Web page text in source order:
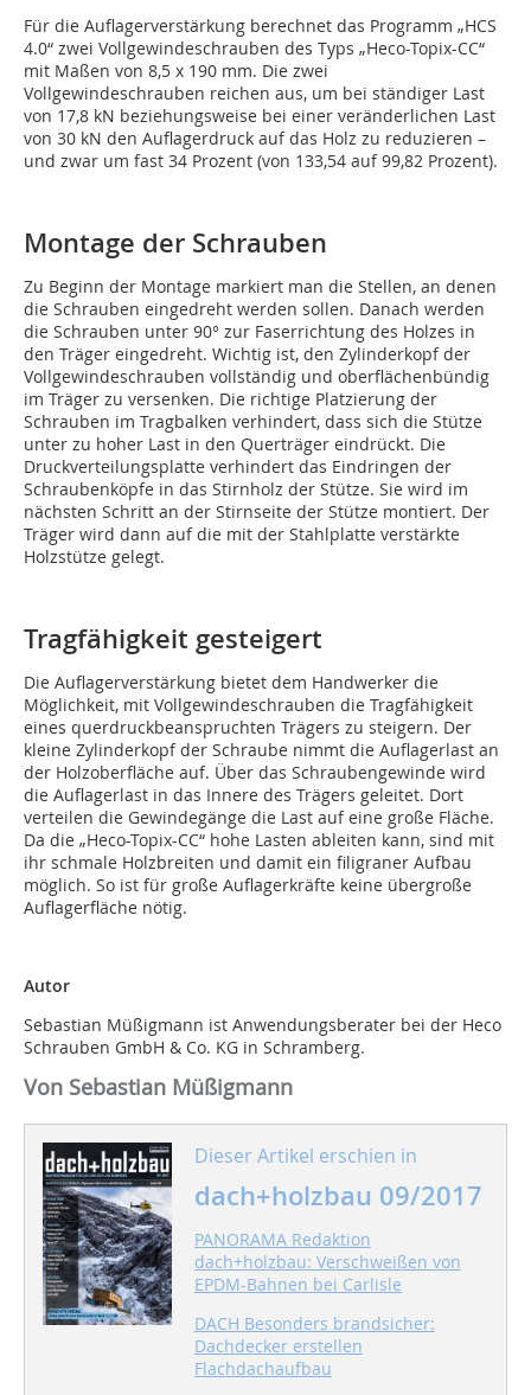
Für die Auflagerverstärkung berechnet das Programm „HCS
4.0“ zwei Vollgewindeschrauben des Typs „Heco-Topix-CC“
mit Maßen von 8,5 x 190 mm. Die zwei
Vollgewindeschrauben reichen aus, um bei ständiger Last
von 17,8 kN beziehungsweise bei einer veränderlichen Last
von 30 kN den Auflagerdruck auf das Holz zu reduzieren –
und zwar um fast 34 Prozent (von 133,54 auf 99,82 Prozent).
Montage der Schrauben
Zu Beginn der Montage markiert man die Stellen, an denen
die Schrauben eingedreht werden sollen. Danach werden
die Schrauben unter 90° zur Faserrichtung des Holzes in
den Träger eingedreht. Wichtig ist, den Zylinderkopf der
Vollgewindeschrauben vollständig und oberflächenbündig
im Träger zu versenken. Die richtige Platzierung der
Schrauben im Tragbalken verhindert, dass sich die Stütze
unter zu hoher Last in den Querträger eindrückt. Die
Druckverteilungsplatte verhindert das Eindringen der
Schraubenköpfe in das Stirnholz der Stütze. Sie wird im
nächsten Schritt an der Stirnseite der Stütze montiert. Der
Träger wird dann auf die mit der Stahlplatte verstärkte
Holzstütze gelegt.
Tragfähigkeit gesteigert
Die Auflagerverstärkung bietet dem Handwerker die
Möglichkeit, mit Vollgewindeschrauben die Tragfähigkeit
eines querdruckbeanspruchten Trägers zu steigern. Der
kleine Zylinderkopf der Schraube nimmt die Auflagerlast an
der Holzoberfläche auf. Über das Schraubengewinde wird
die Auflagerlast in das Innere des Trägers geleitet. Dort
verteilen die Gewindegänge die Last auf eine große Fläche.
Da die „Heco-Topix-CC“ hohe Lasten ableiten kann, sind mit
ihr schmale Holzbreiten und damit ein filigraner Aufbau
möglich. So ist für große Auflagerkräfte keine übergroße
Auflagerfläche nötig.
Autor
Sebastian Müßigmann ist Anwendungsberater bei der Heco
Schrauben GmbH & Co. KG in Schramberg.
Von Sebastian Müßigmann
Dieser Artikel erschien in
dach+holzbau 09/2017
PANORAMA Redaktion
dach+holzbau: Verschweißen von
EPDM-Bahnen bei Carlisle
DACH Besonders brandsicher:
Dachdecker erstellen
Flachdachaufbau